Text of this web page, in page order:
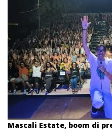
Mascali Estate, boom di